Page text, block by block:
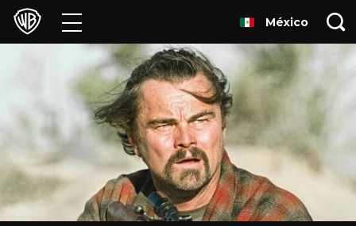
Películas
Juegos y Aplicaciones
Franquicias
Colecciones
México